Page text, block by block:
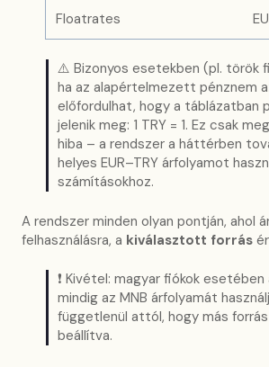
Floatrates
⚠️ Bizonyos esetekben (pl. török
ha az alapértelmezett pénznem
előfordulhat, hogy a táblázatban
jelenik meg: 1 TRY = 1. Ez csak
hiba – a rendszer a háttérben
helyes EUR–TRY árfolyamot
számításokhoz.
A rendszer minden olyan pontján, ahol
felhasználásra, a kiválasztott forrás
❗ Kivétel: magyar fiókok
mindig az MNB árfolyamát
függetlenül attól, hogy más
beállítva.